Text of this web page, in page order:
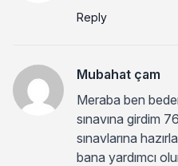
Reply
Mubahat çam
Meraba ben
sınavına girdim
sınavlarına
bana yardımcı